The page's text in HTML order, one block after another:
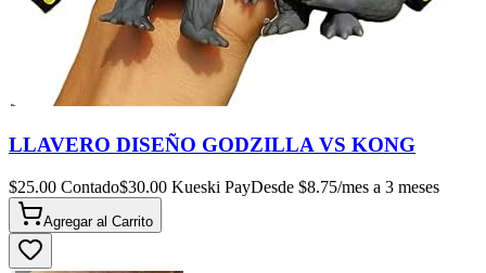
LLAVERO DISEÑO GODZILLA VS KONG
$25.00 Contado$30.00 Kueski PayDesde $8.75/mes a 3 meses
Agregar al Carrito